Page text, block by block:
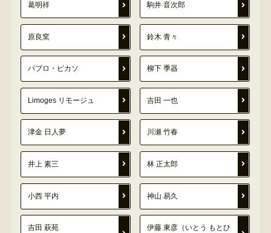
葛明祥 駒井 音次郎
原良窯 鈴木 青々
パブロ・ピカソ 柳下 季器
Limoges リモージュ 吉田 一也
津金 日人夢 川瀬 竹春
井上 素三 林 正太郎
小西 平内 神山 易久
吉田 萩苑
伊藤 東彦（いとう もとひ